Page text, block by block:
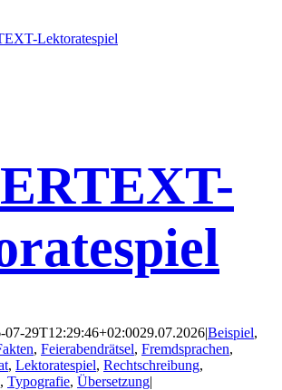
Lektoratespiel
07-29T12:29:46+02:0029.07.2026|Beispiel,
, Feierabendrätsel, Fremdsprachen,
, Lektoratespiel, Rechtschreibung,
, Typografie, Übersetzung|